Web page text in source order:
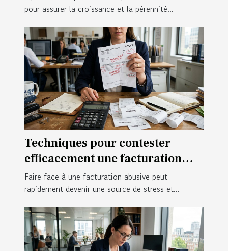
pour assurer la croissance et la pérennité...
Techniques pour contester
efficacement une facturation
abusive
Faire face à une facturation abusive peut
rapidement devenir une source de stress et...